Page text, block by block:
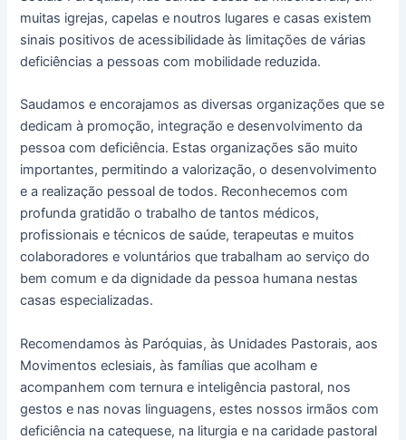
muitas igrejas, capelas e noutros lugares e casas existem
sinais positivos de acessibilidade às limitações de várias
deficiências a pessoas com mobilidade reduzida.
Saudamos e encorajamos as diversas organizações que se
dedicam à promoção, integração e desenvolvimento da
pessoa com deficiência. Estas organizações são muito
importantes, permitindo a valorização, o desenvolvimento
e a realização pessoal de todos. Reconhecemos com
profunda gratidão o trabalho de tantos médicos,
profissionais e técnicos de saúde, terapeutas e muitos
colaboradores e voluntários que trabalham ao serviço do
bem comum e da dignidade da pessoa humana nestas
casas especializadas.
Recomendamos às Paróquias, às Unidades Pastorais, aos
Movimentos eclesiais, às famílias que acolham e
acompanhem com ternura e inteligência pastoral, nos
gestos e nas novas linguagens, estes nossos irmãos com
deficiência na catequese, na liturgia e na caridade pastoral